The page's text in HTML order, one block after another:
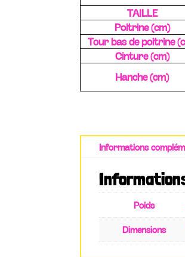
TAILLE
Poitrine (cm)
Tour bas de poitrine
Cinture (cm)
Hanche (cm)
Informations
Poids
Dimensions